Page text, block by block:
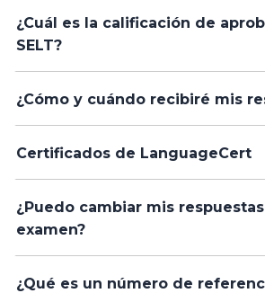
¿Cuál es la calificación de
SELT?
¿Cómo y cuándo recibiré mis
Certificados de LanguageCert
¿Puedo cambiar mis
examen?
¿Qué es un número de